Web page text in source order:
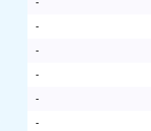
-
-
-
-
-